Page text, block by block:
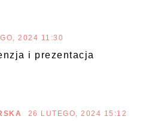
2024 11:30
i prezentacja
26 LUTEGO, 2024 15:12